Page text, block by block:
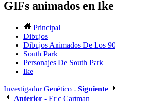
GIFs animados en Ike
Principal
Dibujos
Dibujos Animados De Los 90
South Park
Personajes De South Park
Ike
Investigador Genético - Siguiente
Anterior - Eric Cartman